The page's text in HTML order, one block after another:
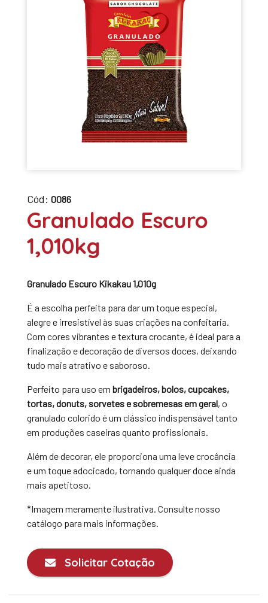
Cód: 0086
Granulado Escuro
1,010kg
Granulado Escuro Kikakau 1,010g
É a escolha perfeita para dar um toque especial,
alegre e irresistível às suas criações na confeitaria.
Com cores vibrantes e textura crocante, é ideal para a
finalização e decoração de diversos doces, deixando
tudo mais atrativo e saboroso.
Perfeito para uso em brigadeiros, bolos, cupcakes,
tortas, donuts, sorvetes e sobremesas em geral, o
granulado colorido é um clássico indispensável tanto
em produções caseiras quanto profissionais.
Além de decorar, ele proporciona uma leve crocância
e um toque adocicado, tornando qualquer doce ainda
mais apetitoso.
*Imagem meramente ilustrativa. Consulte nosso
catálogo para mais informações.
Solicitar Cotação